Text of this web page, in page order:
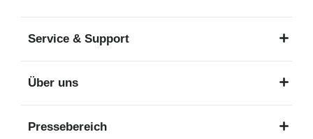
Service & Support
Über uns
Pressebereich